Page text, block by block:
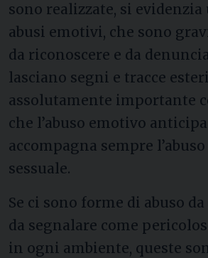
sono realizzate, si evidenzia
abusi emotivi, che sono
da riconoscere e da
lasciano segni e tracce
assolutamente importante
che l’abuso emotivo
accompagna sempre
sessuale.
Se ci sono forme di abuso
da segnalare come
in ogni ambiente, queste